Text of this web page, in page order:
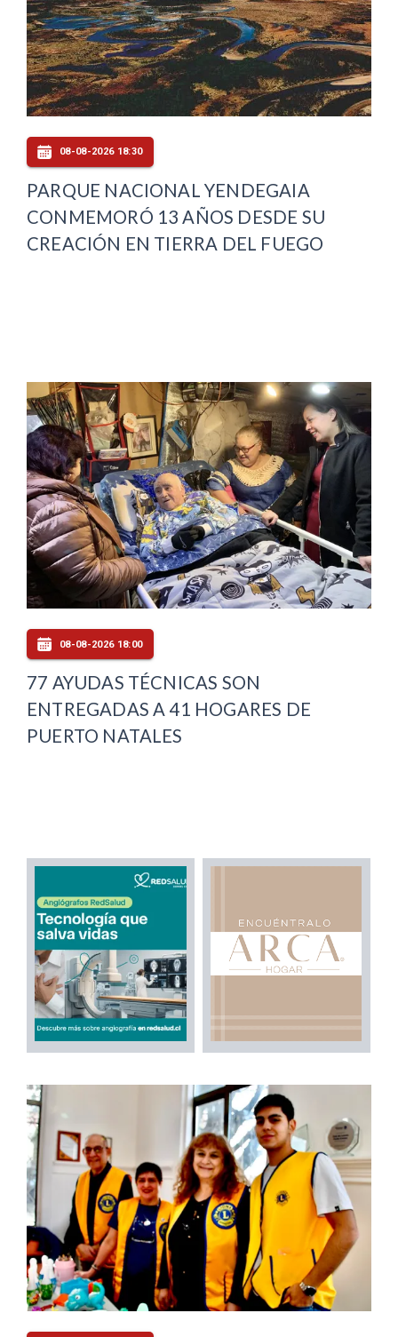
08-08-2026 18:30
PARQUE NACIONAL YENDEGAIA
CONMEMORÓ 13 AÑOS DESDE SU
CREACIÓN EN TIERRA DEL FUEGO
08-08-2026 18:00
77 AYUDAS TÉCNICAS SON
ENTREGADAS A 41 HOGARES DE
PUERTO NATALES